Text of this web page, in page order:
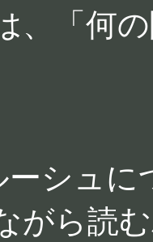
、「何
シュに
がら読